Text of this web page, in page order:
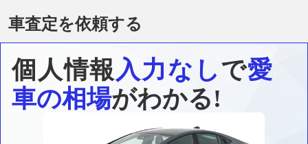
車査定を依頼する
個人情報入力なしで愛
車の相場がわかる!